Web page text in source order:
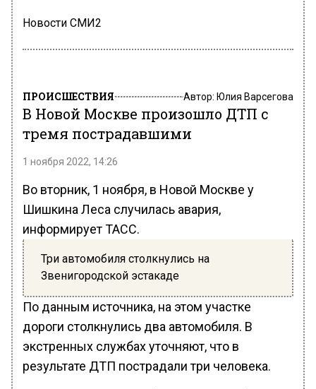
Новости СМИ2
ПРОИСШЕСТВИЯ Автор: Юлия Варсегова
В Новой Москве произошло ДТП с
тремя пострадавшими
1 ноября 2022, 14:26
Во вторник, 1 ноября, в Новой Москве у
Шишкина Леса случилась авария,
информирует ТАСС.
Три автомобиля столкнулись на
Звенигородской эстакаде
По данным источника, на этом участке
дороги столкнулись два автомобиля. В
экстренных службах уточняют, что в
результате ДТП пострадали три человека.